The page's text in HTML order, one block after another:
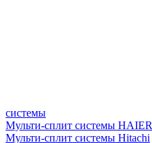
системы
Мульти-сплит системы HAIER
Мульти-сплит системы Hitachi